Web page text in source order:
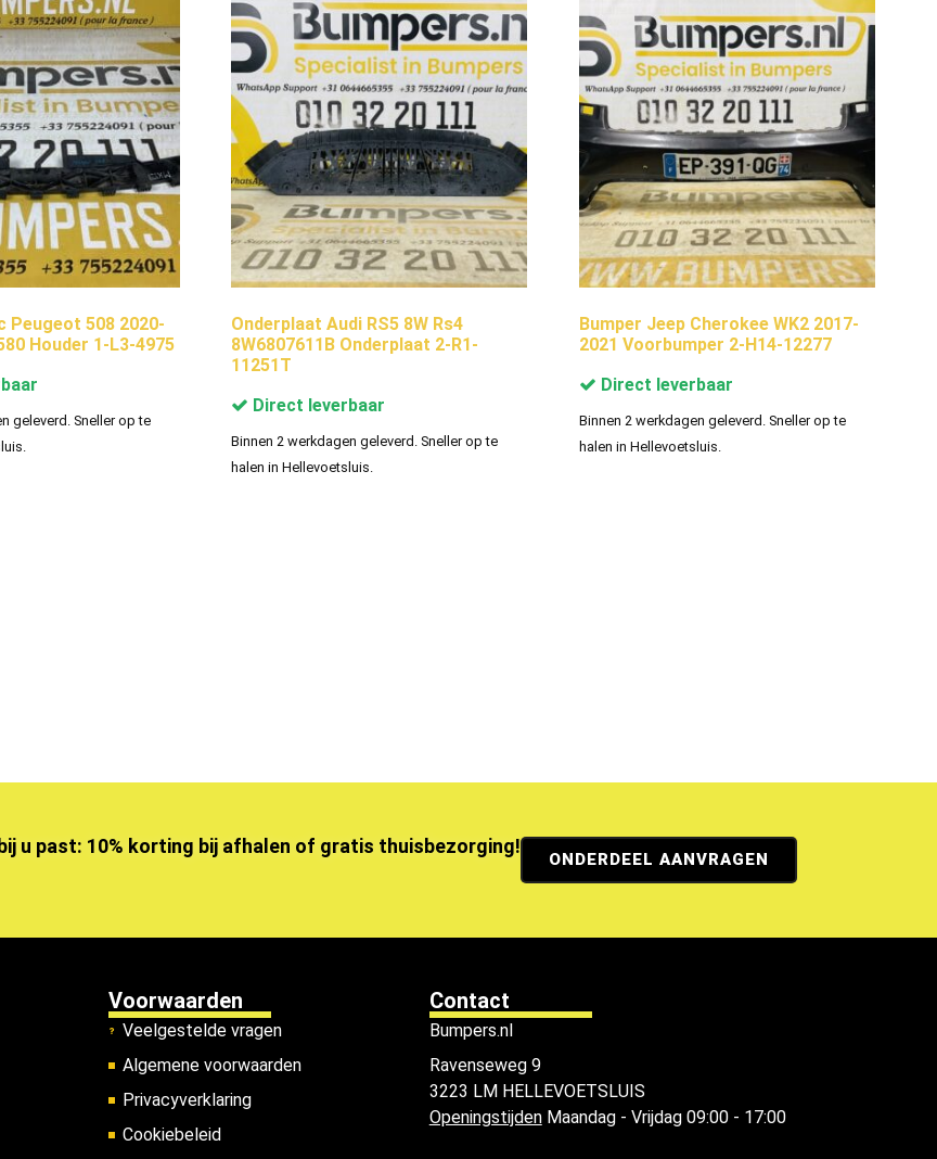
Peugeot 508 2020-
Houder 1-L3-4975
geleverd. Sneller op te
Onderplaat Audi RS5 8W Rs4
8W6807611B Onderplaat 2-R1-
11251T
Direct leverbaar
Binnen 2 werkdagen geleverd. Sneller op te
halen in Hellevoetsluis.
Bumper Jeep Cherokee WK2 2017-
2021 Voorbumper 2-H14-12277
Direct leverbaar
Binnen 2 werkdagen geleverd. Sneller op te
halen in Hellevoetsluis.
u past: 10% korting bij afhalen of gratis thuisbezorging!
ONDERDEEL AANVRAGEN
Voorwaarden
Veelgestelde vragen
Algemene voorwaarden
Privacyverklaring
Cookiebeleid
Contact
Bumpers.nl
Ravenseweg 9
3223 LM HELLEVOETSLUIS
OpeningstijdenMaandag - Vrijdag 09:00 - 17:00